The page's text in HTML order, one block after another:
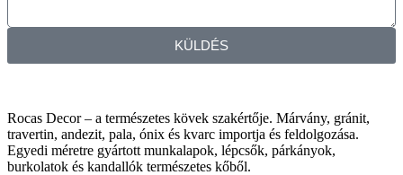
KÜLDÉS
Rocas Decor – a természetes kövek szakértője. Márvány, gránit,
travertin, andezit, pala, ónix és kvarc importja és feldolgozása.
Egyedi méretre gyártott munkalapok, lépcsők, párkányok,
burkolatok és kandallók természetes kőből.